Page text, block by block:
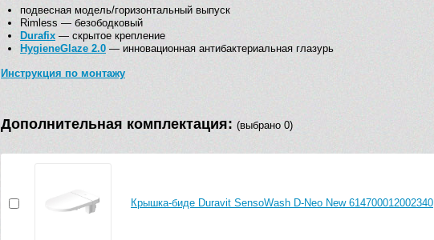
подвесная модель/горизонтальный выпуск
Rimless — безободковый
Durafix — скрытое крепление
HygieneGlaze 2.0 — инновационная антибактериальная глазурь
Инструкция по монтажу
Дополнительная комплектация: (выбрано 0)
Крышка-биде Duravit SensoWash D-Neo New 614700012002340